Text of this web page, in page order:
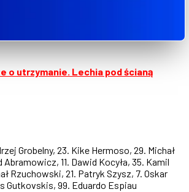
o utrzymanie. Lechia pod ścianą
Grobelny, 23. Kike Hermoso, 29. Michał
11. Dawid Kocyła, 35. Kamil
Rzuchowski, 21. Patryk Szysz, 7. Oskar
Gutkovskis, 99. Eduardo Espiau